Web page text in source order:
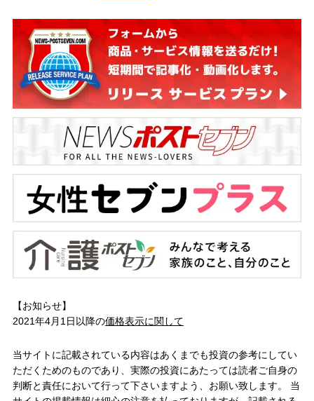
【お知らせ】
2021年4月1日以降の価格表示に関して
当サイトに記載されている内容はあくまでも投資の参考にしてい
ただくためのものであり、実際の投資にあたっては読者ご自身の
判断と責任において行って下さいますよう、お願い致します。 当